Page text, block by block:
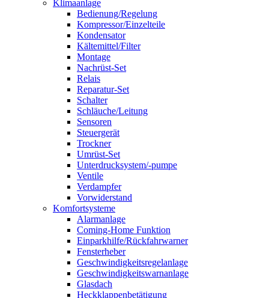
Klimaanlage
Bedienung/Regelung
Kompressor/Einzelteile
Kondensator
Kältemittel/Filter
Montage
Nachrüst-Set
Relais
Reparatur-Set
Schalter
Schläuche/Leitung
Sensoren
Steuergerät
Trockner
Umrüst-Set
Unterdrucksystem/-pumpe
Ventile
Verdampfer
Vorwiderstand
Komfortsysteme
Alarmanlage
Coming-Home Funktion
Einparkhilfe/Rückfahrwarner
Fensterheber
Geschwindigkeitsregelanlage
Geschwindigkeitswarnanlage
Glasdach
Heckklappenbetätigung